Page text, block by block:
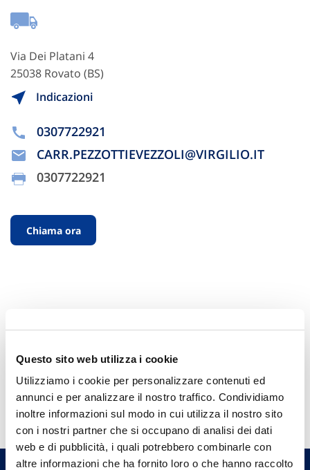
Questo sito web utilizza i cookie
Utilizziamo i cookie per personalizzare contenuti ed
annunci e per analizzare il nostro traffico. Condividiamo
inoltre informazioni sul modo in cui utilizza il nostro sito
con i nostri partner che si occupano di analisi dei dati
web e di pubblicità, i quali potrebbero combinarle con
altre informazioni che ha fornito loro o che hanno raccolto
Via Dei Platani 4
25038 Rovato (BS)
Indicazioni
0307722921
CARR.PEZZOTTIEVEZZOLI@VIRGILIO.IT
0307722921
Chiama ora
Hai bisogno di
informazioni?
Trova l'Agenzia più vicina a te e parla con
un nostro Agente.